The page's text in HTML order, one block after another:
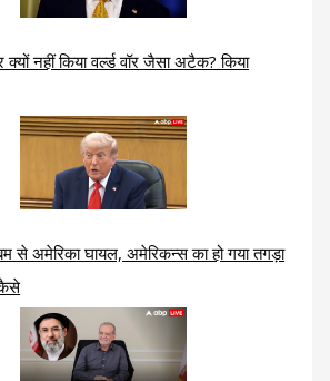
नहीं किया वर्ल्ड वॉर जैसा अटैक? किया
से अमेरिका घायल, अमेरिकन्स का हो गया तगड़ा